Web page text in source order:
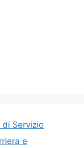
di Servizio
e